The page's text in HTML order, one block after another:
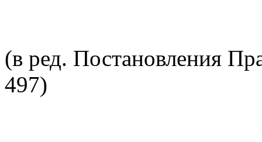
(в ред. Постановления
497)